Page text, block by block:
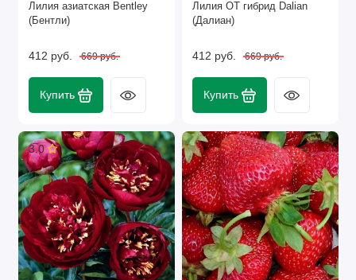
Лилия азиатская Bentley
(Бентли)
412 руб. 669 руб.
Купить
Лилия ОТ гибрид Dalian
(Далиан)
412 руб. 669 руб.
Купить
3.0